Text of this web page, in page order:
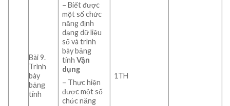
Bài 9.
Trình
bày
bảng
tính
– Biết được
một số chức
năng định
dạng dữ liệu
số và trình
bày bảng
tínhVận
dụng
– Thực hiện
được một số
chức năng
1TH